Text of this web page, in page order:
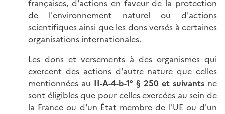
françaises, d'actions en faveur de la protection
de l'environnement naturel ou d'actions
scientifiques ainsi que les dons versés à certaines
organisations internationales.
Les dons et versements à des organismes qui
exercent des actions d'autre nature que celles
mentionnées au II-A-4-b-1° § 250 et suivantsne
sont éligibles que pour celles exercées au sein de
la France ou d'un État membre de l'UE ou d'un